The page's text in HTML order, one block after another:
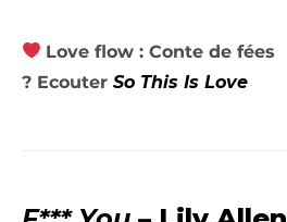
Love flow : Conte de fées
? Ecouter So This Is Love